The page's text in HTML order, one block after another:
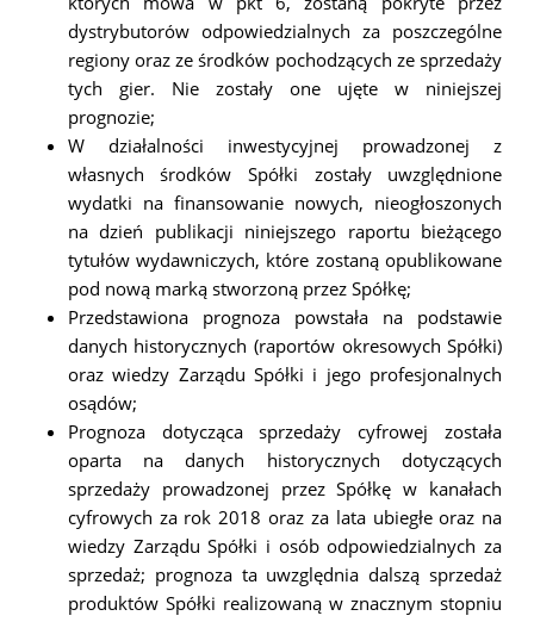
dystrybutorów odpowiedzialnych za poszczególne
regiony oraz ze środków pochodzących ze sprzedaży
tych gier. Nie zostały one ujęte w niniejszej
prognozie;
W działalności inwestycyjnej prowadzonej z
własnych środków Spółki zostały uwzględnione
wydatki na finansowanie nowych, nieogłoszonych
na dzień publikacji niniejszego raportu bieżącego
tytułów wydawniczych, które zostaną opublikowane
pod nową marką stworzoną przez Spółkę;
Przedstawiona prognoza powstała na podstawie
danych historycznych (raportów okresowych Spółki)
oraz wiedzy Zarządu Spółki i jego profesjonalnych
osądów;
Prognoza dotycząca sprzedaży cyfrowej została
oparta na danych historycznych dotyczących
sprzedaży prowadzonej przez Spółkę w kanałach
cyfrowych za rok 2018 oraz za lata ubiegłe oraz na
wiedzy Zarządu Spółki i osób odpowiedzialnych za
sprzedaż; prognoza ta uwzględnia dalszą sprzedaż
produktów Spółki realizowaną w znacznym stopniu